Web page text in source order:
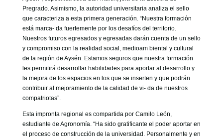
Pregrado. Asimismo, la autoridad universitaria analiza el sello
que caracteriza a esta primera generación. “Nuestra formación
está marca- da fuertemente por los desafíos del territorio.
Nuestros futuros egresados y egresadas darán cuenta de un sello
y compromiso con la realidad social, medioam biental y cultural
de la región de Aysén. Estamos seguros que nuestra formación
les permitirá desarrollar habilidades para aportar al desarrollo y
la mejora de los espacios en los que se inserten y que podrán
contribuir al mejoramiento de la calidad de vi- da de nuestros
compatriotas”.
Esta impronta regional es compartida por Camilo León,
estudiante de Agronomía. “Ha sido gratificante el poder aportar en
el proceso de construcción de la universidad. Personalmente y en